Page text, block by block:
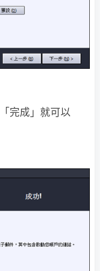
完成」就可以